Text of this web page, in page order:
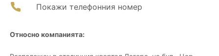
Покажи телефонния номер
Относно компанията: